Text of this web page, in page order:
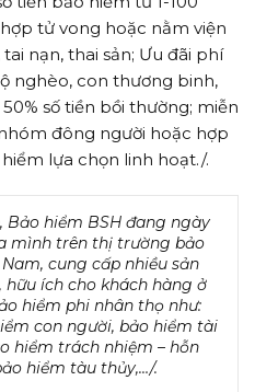
tử vong hoặc nằm viện
nạn, thai sản; Ưu đãi phí
nghèo, con thương binh,
số tiền bồi thường; miễn
đông người hoặc hợp
lựa chọn linh hoạt./.
Bảo hiểm BSH đang ngày
mình trên thị trường bảo
cung cấp nhiều sản
ích cho khách hàng ở
hiểm phi nhân thọ như:
con người, bảo hiểm tài
hiểm trách nhiệm – hỗn
hiểm tàu thủy,…/.